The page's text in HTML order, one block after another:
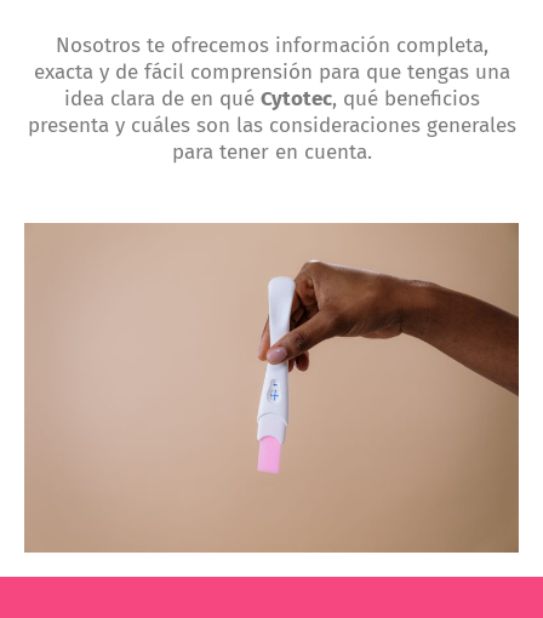
Nosotros te ofrecemos información completa,
exacta y de fácil comprensión para que tengas una
idea clara de en qué Cytotec, qué beneficios
presenta y cuáles son las consideraciones generales
para tener en cuenta.